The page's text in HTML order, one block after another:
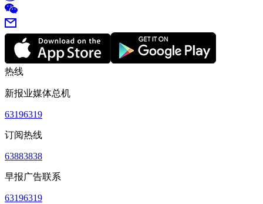
热线
新报业媒体总机
63196319
订阅热线
63883838
早报广告联系
63196319